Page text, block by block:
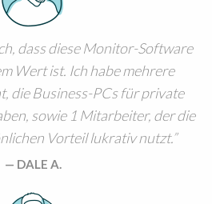
dass diese Monitor-Software
Wert ist. Ich habe mehrere
die Business-PCs für private
sowie 1 Mitarbeiter, der die
Vorteil lukrativ nutzt.
DALE A.